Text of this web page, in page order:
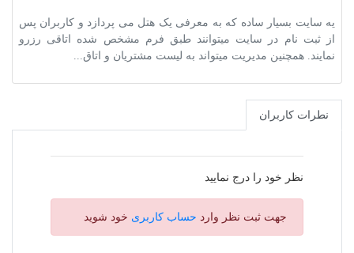
یه سایت بسیار ساده که به معرفی یک هتل می پردازد و کاربران پس
از ثبت نام در سایت میتوانند طبق فرم مشخص شده اتاقی رزرو
نمایند. همچنین مدیریت میتواند به لیست مشتریان و اتاق...
نطرات کاربران
نظر خود را درج نمایید
جهت ثبت نظر وارد حساب کاربری خود شوید